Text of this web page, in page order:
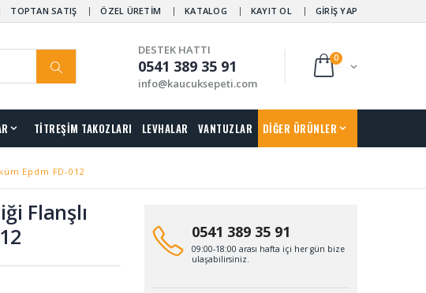
TOPTAN SATIŞ ÖZEL ÜRETİM KATALOG KAYIT OL GİRİŞ YAP
DESTEK HATTI
0541 389 35 91
info@kaucuksepeti.com
0
TİTREŞİM TAKOZLARI LEVHALAR VANTUZLAR DİĞER ÜRÜNLER
Epdm FD-012
Flanşlı
0541 389 35 91
09:00-18:00 arası hafta içi her gün bize
ulaşabilirsiniz.